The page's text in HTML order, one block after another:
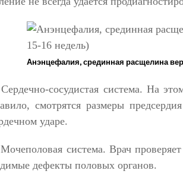
Анэнцефалия, срединная расщелина
сосудистая система. На
смотрятся размеры
ударе.
система. Врач
дефекты половых органов.